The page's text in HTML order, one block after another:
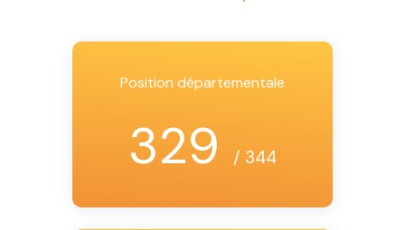
Position départementale
329 / 344